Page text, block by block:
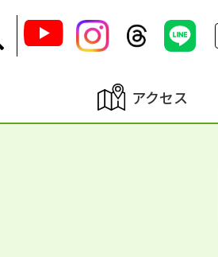
アクセス